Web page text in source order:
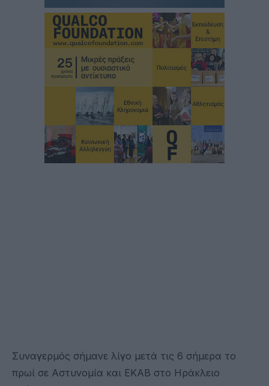
Συναγερμός σήμανε λίγο μετά τις 6 σήμερα το
πρωί σε Αστυνομία και ΕΚΑΒ στο Ηράκλειο